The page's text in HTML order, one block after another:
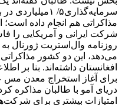
سرمایه‌گذاری۵/
مذاکراتی هم انجام داده است؛
شرکت ایرانی و آمریکایی را
روزنامه وال‌‌‌استریت ژورنال
می‌دهد، این دو کشور
افغانستان داشته‌اند. بنا بر
برای آغاز استخراج معدن مس
دریای آمو با طالبان مذاکره
امتیازات بیشتری برای